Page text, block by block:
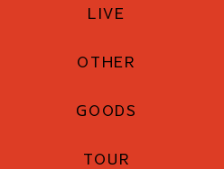
LIVE
OTHER
GOODS
TOUR